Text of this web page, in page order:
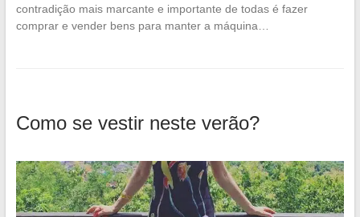
contradição mais marcante e importante de todas é fazer
comprar e vender bens para manter a máquina…
Como se vestir neste verão?